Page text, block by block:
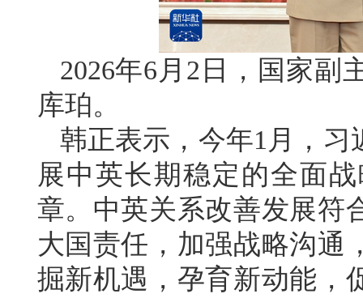
2026年6月2日，国家副
库珀。
韩正表示，今年1月，
展中英长期稳定的全面
章。中英关系改善发展符
大国责任，加强战略沟通
掘新机遇，孕育新动能，